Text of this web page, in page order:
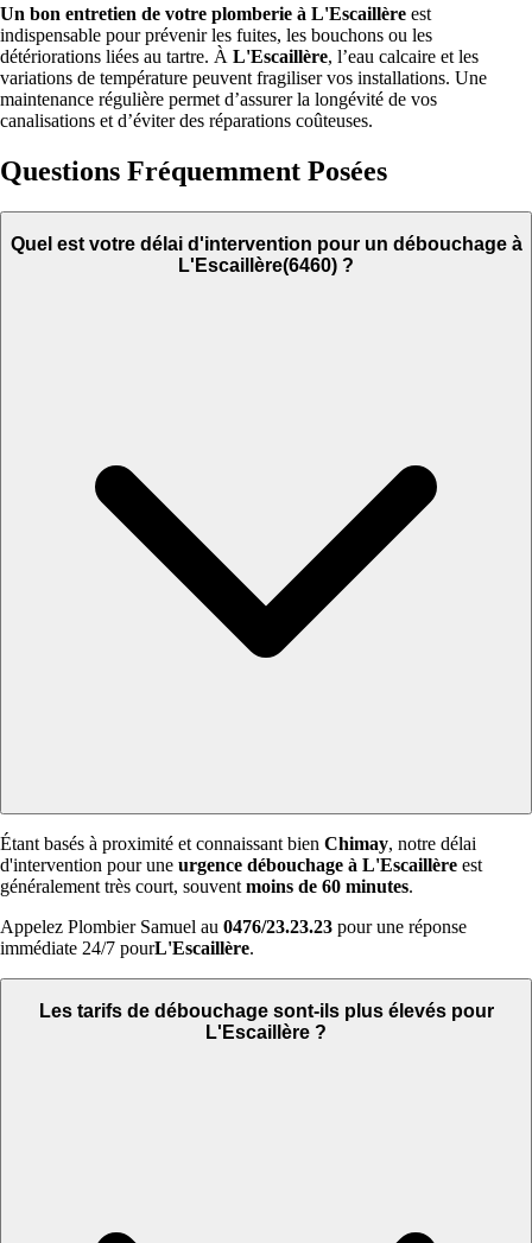
Un bon entretien de votre plomberie à L'Escaillère est
indispensable pour prévenir les fuites, les bouchons ou les
détériorations liées au tartre. À L'Escaillère, l’eau calcaire et les
variations de température peuvent fragiliser vos installations. Une
maintenance régulière permet d’assurer la longévité de vos
canalisations et d’éviter des réparations coûteuses.
Questions Fréquemment Posées
Quel est votre délai d'intervention pour un débouchage à
L'Escaillère(6460) ?
Étant basés à proximité et connaissant bien Chimay, notre délai
d'intervention pour une urgence débouchage à L'Escaillère est
généralement très court, souvent moins de 60 minutes.
Appelez Plombier Samuel au 0476/23.23.23 pour une réponse
immédiate 24/7 pourL'Escaillère.
Les tarifs de débouchage sont-ils plus élevés pour
L'Escaillère ?